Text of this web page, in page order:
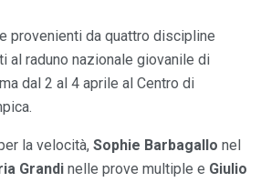
provenienti da quattro discipline
al raduno nazionale giovanile di
dal 2 al 4 aprile al Centro di
la velocità, Sophie Barbagallo nel
Grandi nelle prove multiple e Giulio